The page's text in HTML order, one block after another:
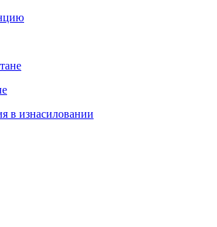
в изнасиловании